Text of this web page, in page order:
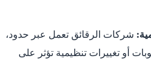
شركات الرقائق تعمل عبر حدود،
أو تغييرات تنظيمية تؤثر على